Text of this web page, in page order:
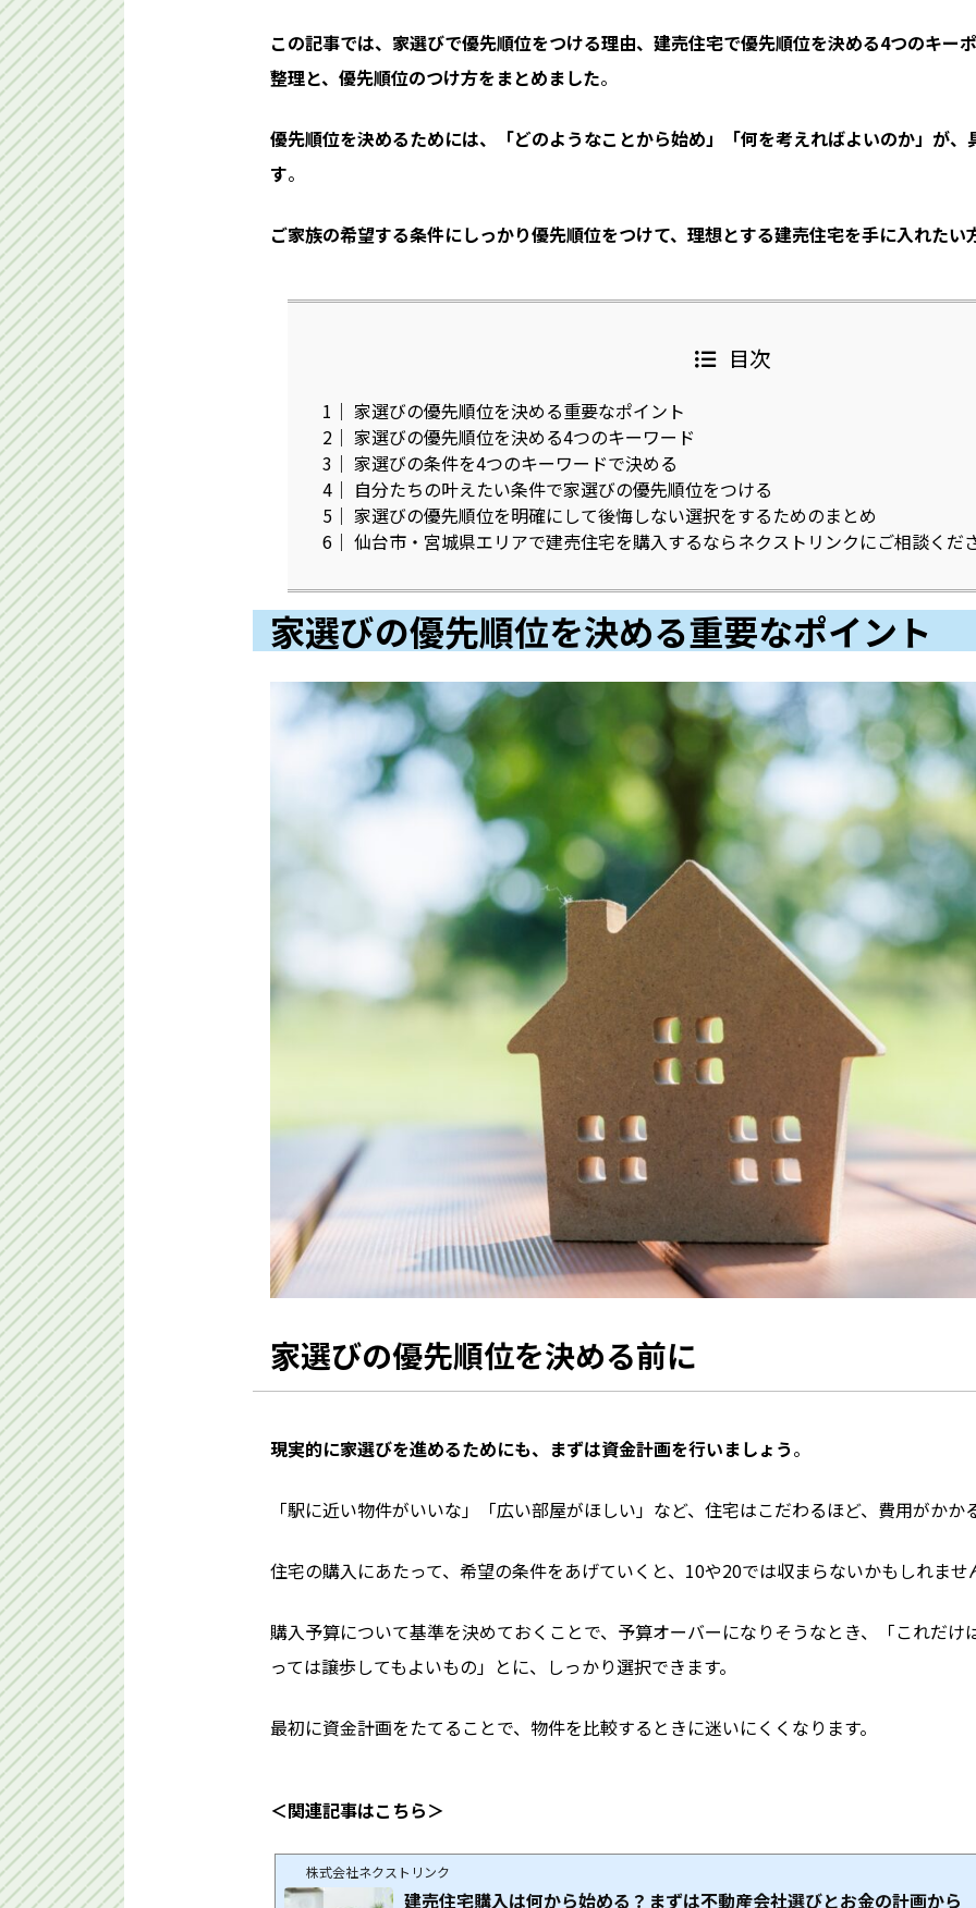
この記事では、家選びで優先順位をつける理由、建売住宅で優先順位を決める4つのキー
整理と、優先順位のつけ方をまとめました。
優先順位を決めるためには、「どのようなことから始め」「何を考えればよいのか」が
す。
ご家族の希望する条件にしっかり優先順位をつけて、理想とする建売住宅を手に入れたい
目次
1
家選びの優先順位を決める重要なポイント
2
家選びの優先順位を決める4つのキーワード
3
家選びの条件を4つのキーワードで決める
4
自分たちの叶えたい条件で家選びの優先順位をつける
5
家選びの優先順位を明確にして後悔しない選択をするためのまとめ
6
仙台市・宮城県エリアで建売住宅を購入するならネクストリンクにご相談くだ
家選びの優先順位を決める重要なポイント
家選びの優先順位を決める前に
現実的に家選びを進めるためにも、まずは資金計画を行いましょう。
「駅に近い物件がいいな」「広い部屋がほしい」など、住宅はこだわるほど、費用がかか
住宅の購入にあたって、希望の条件をあげていくと、10や20では収まらないかもしれませ
購入予算について基準を決めておくことで、予算オーバーになりそうなとき、「これだけ
っては譲歩してもよいもの」とに、しっかり選択できます。
最初に資金計画をたてることで、物件を比較するときに迷いにくくなります。
＜関連記事はこちら＞
株式会社ネクストリンク
建売住宅購入は何から始める？まずは不動産会社選びとお金の計画から